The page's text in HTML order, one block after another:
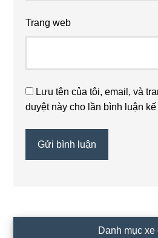
Trang web
Lưu tên của tôi, email, và
duyệt này cho lần bình luận
Danh mục xe